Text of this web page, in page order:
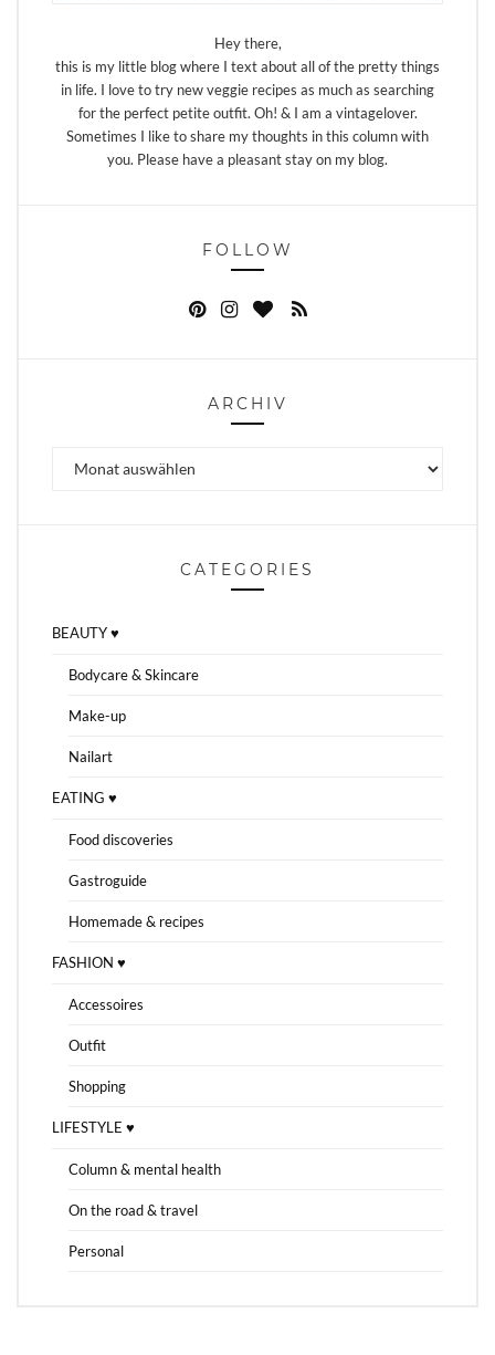
Hey there,
this is my little blog where I text about all of the pretty things
in life. I love to try new veggie recipes as much as searching
for the perfect petite outfit. Oh! & I am a vintagelover.
Sometimes I like to share my thoughts in this column with
you. Please have a pleasant stay on my blog.
FOLLOW
ARCHIV
CATEGORIES
BEAUTY ♥
Bodycare & Skincare
Make-up
Nailart
EATING ♥
Food discoveries
Gastroguide
Homemade & recipes
FASHION ♥
Accessoires
Outfit
Shopping
LIFESTYLE ♥
Column & mental health
On the road & travel
Personal